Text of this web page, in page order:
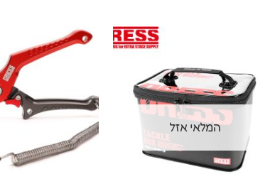
המלאי אזל